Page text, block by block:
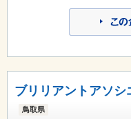
ブリリアントアソシ
鳥取県